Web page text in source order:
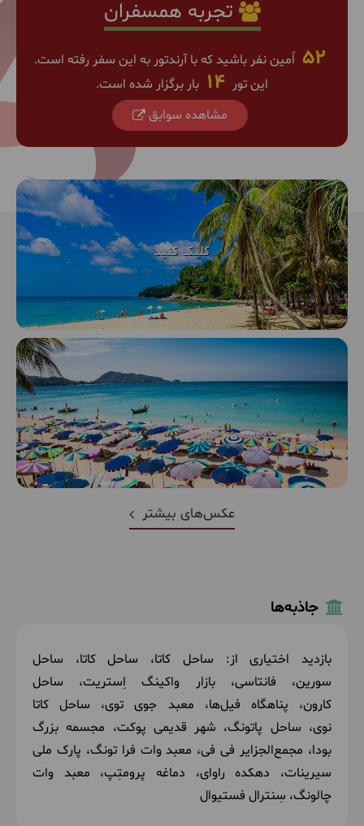
تجربه همسفران
52 اٌمین نفر باشید که با آرندتور به این سفر رفته است.
این تور 14 بار برگزار شده است.
مشاهده سوابق
عکس‌های بیشتر
جاذبه‌ها
بازدید اختیاری از: ساحل کاتا، ساحل کاتا، ساحل
سورین، فانتاسی، بازار واکینگ اِستریت، ساحل
کارون، پناهگاه فیل‌ها، معبد جوی توی، ساحل کاتا
نوی، ساحل پاتونگ، شهر قدیمی پوکت، مجسمه‌ بزرگ
بودا، مجمع‌الجزایر فی‌ فی، معبد وات فرا تونگ، پارک ملی
سیرینات، دهکده راوای، دماغه‌ پرومتِپ، معبد وات
چالونگ، سِنترال فستیوال